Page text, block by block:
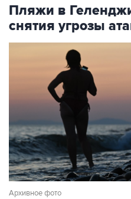
Пляжи в
снятия угрозы
Архивное фото